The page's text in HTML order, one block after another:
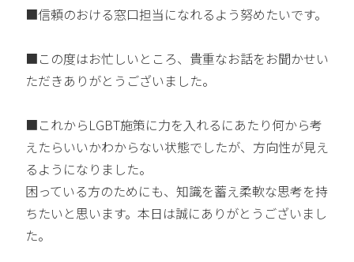
■信頼のおける窓口担当になれるよう努めたいです。
■この度はお忙しいところ、貴重なお話をお聞かせい
ただきありがとうございました。
■これからLGBT施策に力を入れるにあたり何から考
えたらいいかわからない状態でしたが、方向性が見え
るようになりました。
困っている方のためにも、知識を蓄え柔軟な思考を持
ちたいと思います。本日は誠にありがとうございまし
た。